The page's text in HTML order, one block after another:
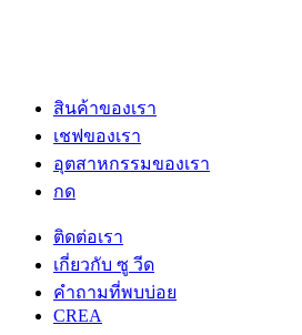
สินค้าของเรา
เชฟของเรา
อุตสาหกรรมของเรา
กด
ติดต่อเรา
เกี่ยวกับ ซู วีด
คําถามที่พบบ่อย
CREA